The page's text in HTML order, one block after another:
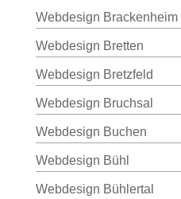
Webdesign Brackenheim
Webdesign Bretten
Webdesign Bretzfeld
Webdesign Bruchsal
Webdesign Buchen
Webdesign Bühl
Webdesign Bühlertal